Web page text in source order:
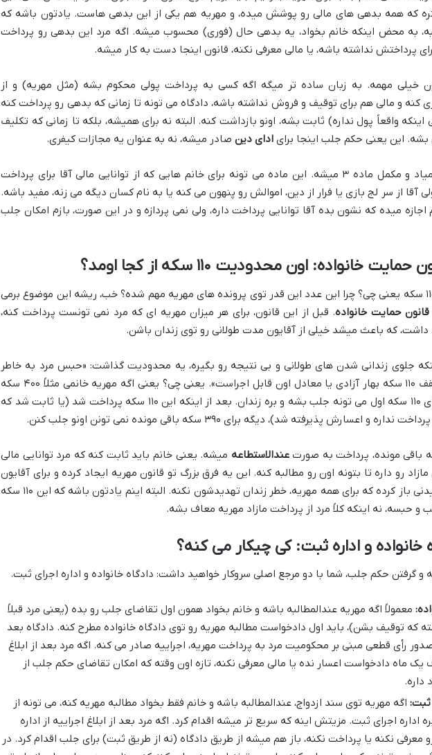
که همه بدهی های مالی رو پوشش میده، و مهریه هم یکی از این بدهی هاست. یادتون باشه که
به محض اینکه خانم بخواد، یه بدهی حال (فوری) محسوب میشه. اگه مرد این بدهی رو پرداخت
پرداختش نداشته باشه، یا مالی معرفی نکنه، قانون اینجا دست به کار میشه.
خیلی مهمه. به زبان ساده تر میگه اگه کسی به پرداخت پولی محکوم بشه (مثل مهریه) و از
کنه و مالی هم برای توقیف و فروش نداشته باشه، دادگاه می تونه تا زمانی که بدهی رو پرداخت کنه
واقعاً پول نداره) ثابت بشه، اونو بازداشت کنه. البته نه برای همیشه، بلکه تا زمانی که تکلیف
این یعنی حکم جلب اینجا برایادای دین صادر میشه، نه به عنوان یه مجازات کیفری.
هم میاد و مکمل ماده ۳ میشه. این ماده می تونه برای خانم هایی که از توانایی مالی آقا برای پرداخت
آقا از سر لج بازی یا فرار از دین، اموالش رو پنهون می کنه یا به نام کسان دیگه می زنه، مفید باشه.
اجازه میده که نشون بده آقا توانایی پرداخت داره، ولی نمی پردازه و در این صورت، بازم امکان جلب
خیلیا می پرسن ۱۱۰ سکه یعنی چی؟ چرا این عدد این قدر توی پرونده های مهریه مهم شده؟ خب، ریشه این موضوع برمی
. قبل از این قانون، برای هر میزان مهریه ای که مرد نمی تونست پرداخت کنه،
که باعث میشد خیلی از آقایون مدت طولانی رو توی زندان باشن.
جلوی زندانی شدن های طولانی و بی نتیجه رو بگیره، یه محدودیت گذاشت: «حبس مرد به خاطر
مهریه، فقط تا سقف ۱۱۰ سکه بهار آزادی یا معادل اون قابل اجراست». یعنی چی؟ یعنی اگه مهریه خانمی مثلاً ۴۰۰ سکه
باشه، آقا فقط برای ۱۱۰ سکه اول می تونه جلب بشه و بره زندان. بعد از اینکه این ۱۱۰ سکه پرداخت شد (یا ثابت شد که
و اعسارش پذیرفته شد)، دیگه برای ۳۹۰ سکه باقی مونده نمی تونن اونو جلب کنن.
عندالاستطاعه میشه. یعنی خانم باید ثابت کنه که مرد توانایی مالی
رو داره تا بتونه اون رو مطالبه کنه. این یه فرق بزرگ تو قانون مهریه ایجاد کرده و برای آقایون
هم راه نفس کشیدنی باز کرده که برای همه مهریه، خطر زندان تهدیدشون نکنه. البته اینم یادتون باشه که این ۱۱۰ سکه
و حبسه، نه اینکه کلاً مرد از پرداخت مازاد مهریه معاف بشه.
و اداره ثبت: کی چیکار می کنه؟
و گرفتن حکم جلب، شما با دو مرجع اصلی سروکار خواهید داشت: دادگاه خانواده و اداره اجرای ثبت.
معمولاً اگه مهریه عندالمطالبه باشه و خانم بخواد همون اول تقاضای جلب رو بده (یعنی مرد قبلاً
که توقیف بشن)، باید اول دادخواست مطالبه مهریه رو توی دادگاه خانواده مطرح کنه. دادگاه بعد
رأی قطعی مبنی بر محکومیت مرد به پرداخت مهریه، اجراییه صادر می کنه. اگه مرد بعد از ابلاغ
یک ماه دادخواست اعسار نده یا مالی معرفی نکنه، تازه اون وقته که امکان تقاضای حکم جلب از
داره.
ثبت: اگه مهریه توی سند ازدواج، عندالمطالبه باشه و خانم فقط بخواد مطالبه مهریه کنه، می تونه از
اداره اجرای ثبت. مزیتش اینه که سریع تر میشه اقدام کرد. اگه مرد بعد از ابلاغ اجراییه از اداره
معرفی نکنه یا پرداخت نکنه، باز هم میشه از طریق دادگاه (نه از طریق ثبت) برای جلب اقدام کرد. در